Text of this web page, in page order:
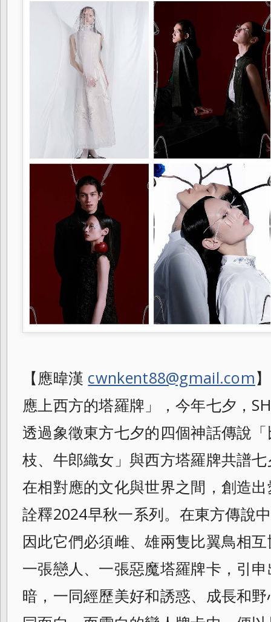
【應暐漢 cwnkent88@gmail.com
應上西方的塔羅牌」，今年七夕，
透過象徵東方七夕的四個神話傳說
枝、牛郎織女」與西方塔羅牌共譜
在相對應的文化與世界之間，創造
詮釋2024早秋一系列。在東方傳說
因此它們必須雌、雄兩隻比翼鳥相
一張戀人、一張惡魔塔羅牌卡， 引
暗，一同經歷美好和誘惑、 成長和